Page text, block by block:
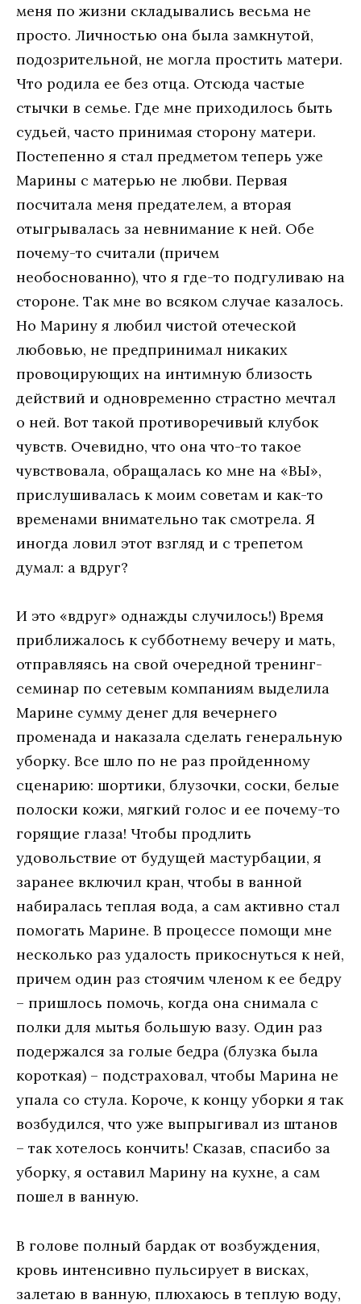
меня по жизни складывались весьма не
просто. Личностью она была замкнутой,
подозрительной, не могла простить матери.
Что родила ее без отца. Отсюда частые
стычки в семье. Где мне приходилось быть
судьей, часто принимая сторону матери.
Постепенно я стал предметом теперь уже
Марины с матерью не любви. Первая
посчитала меня предателем, а вторая
отыгрывалась за невнимание к ней. Обе
почему-то считали (причем
необоснованно), что я где-то подгуливаю на
стороне. Так мне во всяком случае казалось.
Но Марину я любил чистой отеческой
любовью, не предпринимал никаких
провоцирующих на интимную близость
действий и одновременно страстно мечтал
о ней. Вот такой противоречивый клубок
чувств. Очевидно, что она что-то такое
чувствовала, обращалась ко мне на «ВЫ»,
прислушивалась к моим советам и как-то
временами внимательно так смотрела. Я
иногда ловил этот взгляд и с трепетом
думал: а вдруг?
И это «вдруг» однажды случилось!) Время
приближалось к субботнему вечеру и мать,
отправляясь на свой очередной тренинг-
семинар по сетевым компаниям выделила
Марине сумму денег для вечернего
променада и наказала сделать генеральную
уборку. Все шло по не раз пройденному
сценарию: шортики, блузочки, соски, белые
полоски кожи, мягкий голос и ее почему-то
горящие глаза! Чтобы продлить
удовольствие от будущей мастурбации, я
заранее включил кран, чтобы в ванной
набиралась теплая вода, а сам активно стал
помогать Марине. В процессе помощи мне
несколько раз удалость прикоснуться к ней,
причем один раз стоячим членом к ее бедру
– пришлось помочь, когда она снимала с
полки для мытья большую вазу. Один раз
подержался за голые бедра (блузка была
короткая) – подстраховал, чтобы Марина не
упала со стула. Короче, к концу уборки я так
возбудился, что уже выпрыгивал из штанов
– так хотелось кончить! Сказав, спасибо за
уборку, я оставил Марину на кухне, а сам
пошел в ванную.
В голове полный бардак от возбуждения,
кровь интенсивно пульсирует в висках,
залетаю в ванную, плюхаюсь в теплую воду,